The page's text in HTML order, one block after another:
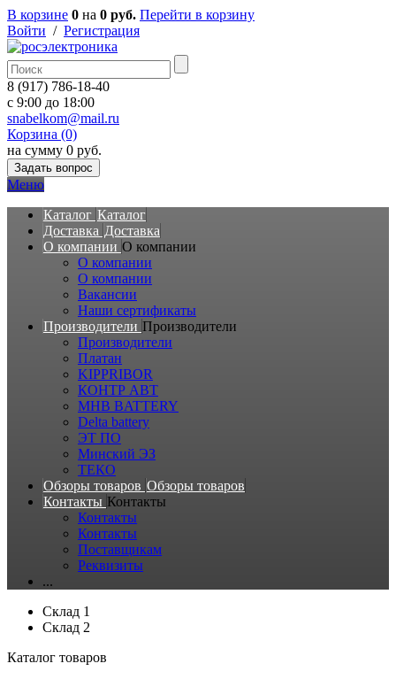
В корзине 0 на 0 руб. Перейти в корзину
Войти / Регистрация
8 (917) 786-18-40
c 9:00 до 18:00
snabelkom@mail.ru
Корзина (0)
на сумму 0 руб.
Задать вопрос
Меню
Каталог Каталог
Доставка Доставка
О компании О компании
О компании
О компании
Вакансии
Наши сертификаты
Производители Производители
Производители
Платан
KIPPRIBOR
КОНТР АВТ
MHB BATTERY
Delta battery
ЭT ПО
Минский ЭЗ
ТЕКО
Обзоры товаров Обзоры товаров
Контакты Контакты
Контакты
Контакты
Поставщикам
Реквизиты
...
Склад 1
Склад 2
Каталог товаров